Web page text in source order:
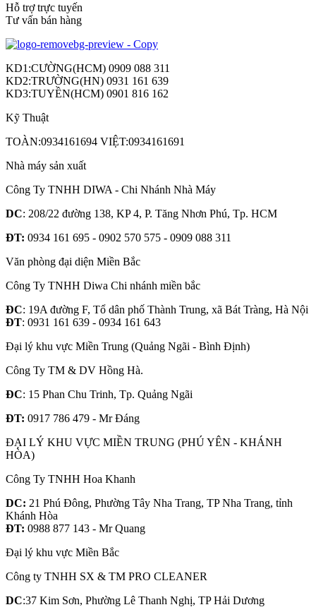
Hỗ trợ trực tuyến
Tư vấn bán hàng
KD1:CƯỜNG(HCM) 0909 088 311
KD2:TRƯỜNG(HN) 0931 161 639
KD3:TUYỀN(HCM) 0901 816 162
Kỹ Thuật
TOÀN:0934161694 VIỆT:0934161691
Nhà máy sản xuất
Công Ty TNHH DIWA - Chi Nhánh Nhà Máy
DC: 208/22 đường 138, KP 4, P. Tăng Nhơn Phú, Tp. HCM
ĐT: 0934 161 695 - 0902 570 575 - 0909 088 311
Văn phòng đại diện Miền Bắc
Công Ty TNHH Diwa Chi nhánh miền bắc
ĐC: 19A đường F, Tổ dân phố Thành Trung, xã Bát Tràng, Hà Nội
ĐT: 0931 161 639 - 0934 161 643
Đại lý khu vực Miền Trung (Quảng Ngãi - Bình Định)
Công Ty TM & DV Hồng Hà.
ĐC: 15 Phan Chu Trinh, Tp. Quảng Ngãi
ĐT: 0917 786 479 - Mr Đáng
ĐẠI LÝ KHU VỰC MIỀN TRUNG (PHÚ YÊN - KHÁNH
HÒA)
Công Ty TNHH Hoa Khanh
DC: 21 Phú Đông, Phường Tây Nha Trang, TP Nha Trang, tỉnh
Khánh Hòa
ĐT: 0988 877 143 - Mr Quang
Đại lý khu vực Miền Bắc
Công ty TNHH SX & TM PRO CLEANER
DC:37 Kim Sơn, Phường Lê Thanh Nghị, TP Hải Dương